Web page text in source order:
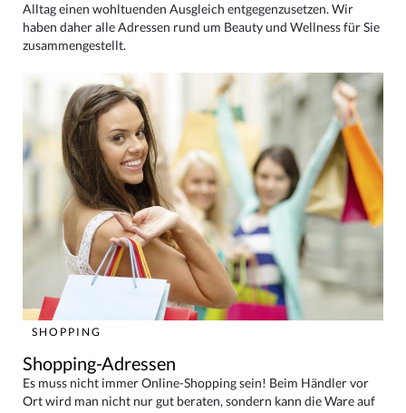
Alltag einen wohltuenden Ausgleich entgegenzusetzen. Wir
haben daher alle Adressen rund um Beauty und Wellness für Sie
zusammengestellt.
SHOPPING
Shopping-Adressen
Es muss nicht immer Online-Shopping sein! Beim Händler vor
Ort wird man nicht nur gut beraten, sondern kann die Ware auf